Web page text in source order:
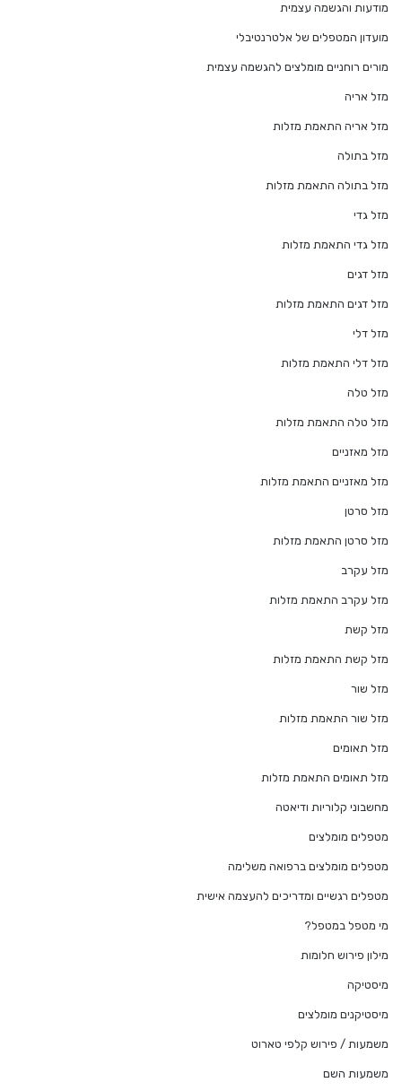
מודעות והגשמה עצמית
מועדון המטפלים של אלטרנטיבלי
מורים רוחניים מומלצים להגשמה עצמית
מזל אריה
מזל אריה התאמת מזלות
מזל בתולה
מזל בתולה התאמת מזלות
מזל גדי
מזל גדי התאמת מזלות
מזל דגים
מזל דגים התאמת מזלות
מזל דלי
מזל דלי התאמת מזלות
מזל טלה
מזל טלה התאמת מזלות
מזל מאזניים
מזל מאזניים התאמת מזלות
מזל סרטן
מזל סרטן התאמת מזלות
מזל עקרב
מזל עקרב התאמת מזלות
מזל קשת
מזל קשת התאמת מזלות
מזל שור
מזל שור התאמת מזלות
מזל תאומים
מזל תאומים התאמת מזלות
מחשבוני קלוריות ודיאטה
מטפלים מומלצים
מטפלים מומלצים ברפואה משלימה
מטפלים רגשיים ומדריכים להעצמה אישית
מי מטפל במטפל?
מילון פירוש חלומות
מיסטיקה
מיסטיקנים מומלצים
משמעות / פירוש קלפי טארוט
משמעות השם